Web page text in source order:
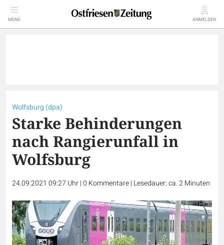
MENÜ ANMELDEN
Wolfsburg (dpa)
Starke Behinderungen
nach Rangierunfall in
Wolfsburg
24.09.2021 09:27 Uhr|0 Kommentare| Lesedauer: ca. 2 Minuten